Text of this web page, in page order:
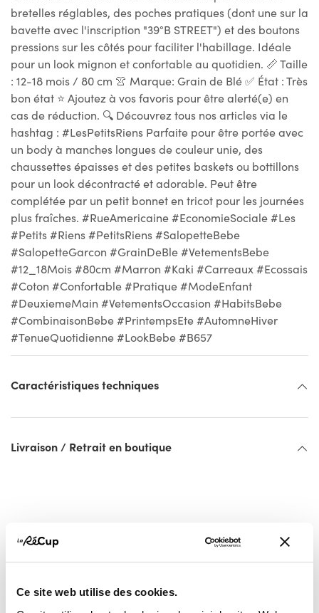
Ce site web utilise des cookies.
bretelles réglables, des poches pratiques (dont une sur la
bavette avec l'inscription "39°B STREET") et des boutons
pressions sur les côtés pour faciliter l'habillage. Idéale
pour un look mignon et confortable au quotidien. 📏 Taille
: 12-18 mois / 80 cm 👚 Marque: Grain de Blé ✅ État : Très
bon état ⭐ Ajoutez à vos favoris pour être alerté(e) en
cas de réduction. 🔍 Découvrez tous nos articles via le
hashtag : #LesPetitsRiens Parfaite pour être portée avec
un body à manches longues de couleur unie, des
chaussettes épaisses et des petites baskets ou bottillons
pour un look décontracté et adorable. Peut être
complétée par un petit bonnet en tricot pour les journées
plus fraîches. #RueAmericaine #EconomieSociale #Les
#Petits #Riens #PetitsRiens #SalopetteBebe
#SalopetteGarcon #GrainDeBle #VetementsBebe
#12_18Mois #80cm #Marron #Kaki #Carreaux #Ecossais
#Coton #Confortable #Pratique #ModeEnfant
#DeuxiemeMain #VetementsOccasion #HabitsBebe
#CombinaisonBebe #PrintempsEte #AutomneHiver
#TenueQuotidienne #LookBebe #B657
Caractéristiques techniques
Livraison / Retrait en boutique